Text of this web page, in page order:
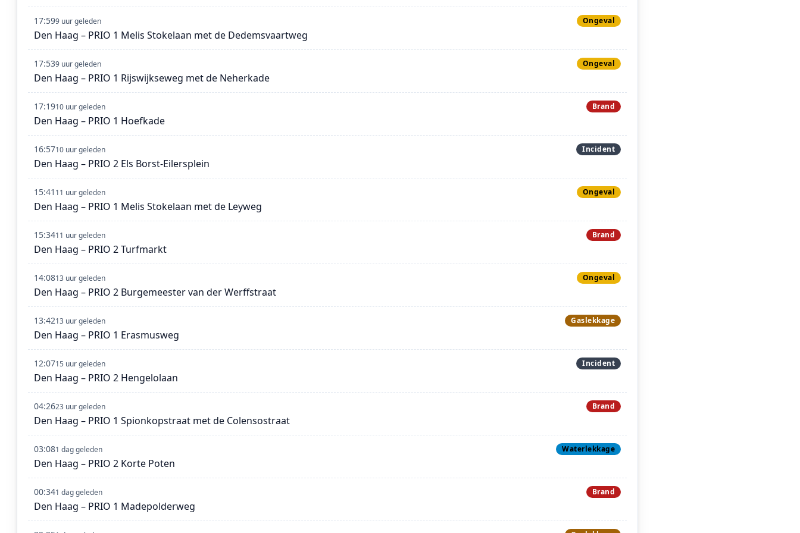
17:599 uur geleden Ongeval
Den Haag – PRIO 1 Melis Stokelaan met de Dedemsvaartweg
17:539 uur geleden Ongeval
Den Haag – PRIO 1 Rijswijkseweg met de Neherkade
17:1910 uur geleden Brand
Den Haag – PRIO 1 Hoefkade
16:5710 uur geleden Incident
Den Haag – PRIO 2 Els Borst-Eilersplein
15:41 11 uur geleden Ongeval
Den Haag – PRIO 1 Melis Stokelaan met de Leyweg
15:3411 uur geleden Brand
Den Haag – PRIO 2 Turfmarkt
14:0813 uur geleden Ongeval
Den Haag – PRIO 2 Burgemeester van der Werffstraat
13:4213 uur geleden Gaslekkage
Den Haag – PRIO 1 Erasmusweg
12:0715 uur geleden Incident
Den Haag – PRIO 2 Hengelolaan
04:2623 uur geleden Brand
Den Haag – PRIO 1 Spionkopstraat met de Colensostraat
03:081 dag geleden Waterlekkage
Den Haag – PRIO 2 Korte Poten
00:341 dag geleden Brand
Den Haag – PRIO 1 Madepolderweg